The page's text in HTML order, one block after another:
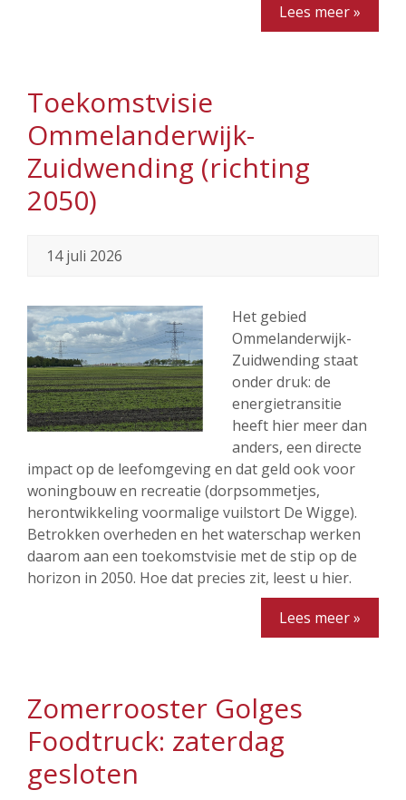
Lees meer »
Toekomstvisie
Ommelanderwijk-
Zuidwending (richting
2050)
14 juli 2026
Het gebied
Ommelanderwijk-
Zuidwending staat
onder druk: de
energietransitie
heeft hier meer dan
anders, een directe
impact op de leefomgeving en dat geld ook voor
woningbouw en recreatie (dorpsommetjes,
herontwikkeling voormalige vuilstort De Wigge).
Betrokken overheden en het waterschap werken
daarom aan een toekomstvisie met de stip op de
horizon in 2050. Hoe dat precies zit, leest u hier.
Lees meer »
Zomerrooster Golges
Foodtruck: zaterdag
gesloten